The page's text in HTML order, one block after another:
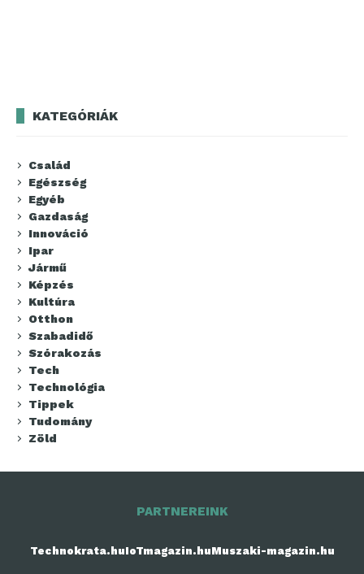
KATEGÓRIÁK
Család
Egészség
Egyéb
Gazdaság
Innováció
Ipar
Jármű
Képzés
Kultúra
Otthon
Szabadidő
Szórakozás
Tech
Technológia
Tippek
Tudomány
Zöld
PARTNEREINK
Technokrata.huIoTmagazin.huMuszaki-magazin.hu